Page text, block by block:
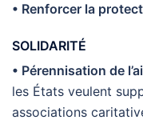
• Renforcer la
SOLIDARITÉ
• Pérennisation de
les États veulent
associations